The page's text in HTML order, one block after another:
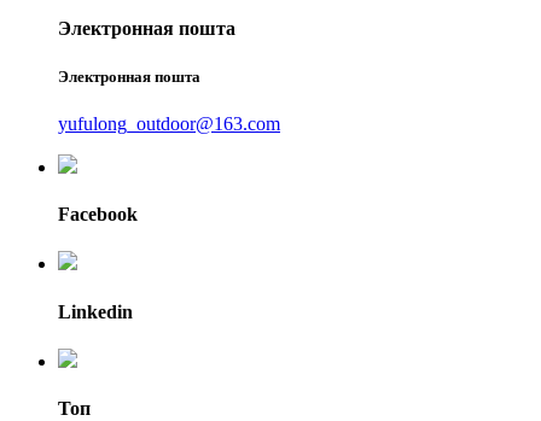
Электронная пошта
Электронная пошта
yufulong_outdoor@163.com
Facebook
Linkedin
Топ